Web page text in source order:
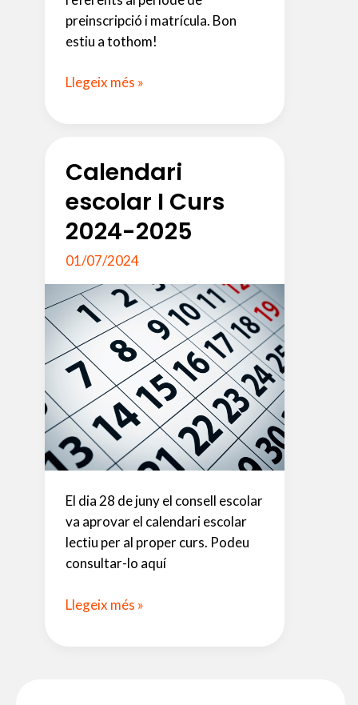
preinscripció i matrícula. Bon
estiu a tothom!
Escola
Llegeix més »
Calendari
escolar I Curs
2024-2025
01/07/2024
El dia 28 de juny el consell escolar
va aprovar el calendari escolar
lectiu per al proper curs. Podeu
consultar-lo aquí
Calendari
Llegeix més »